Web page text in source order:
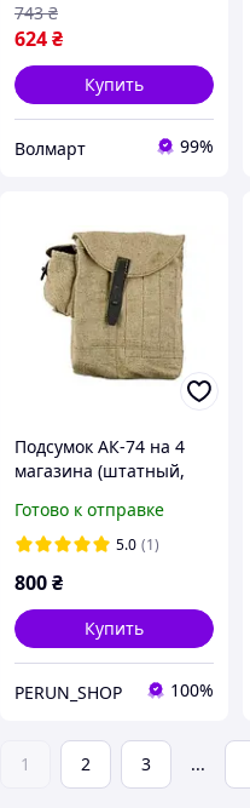
624₴
743 ₴
Купить
Волмарт 99%
Подсумок АК-74 на 4
магазина (штатный,
Готово к отправке
5.0 (1)
800₴
Купить
PERUN_SHOP 100%
1 2 3 ...